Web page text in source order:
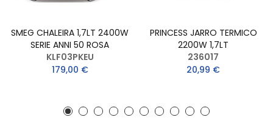
SMEG CHALEIRA 1,7LT 2400W
SERIE ANNI 50 ROSA
KLF03PKEU
179,00 €
PRINCESS JARRO TERMICO
2200W 1,7LT
236017
20,99 €